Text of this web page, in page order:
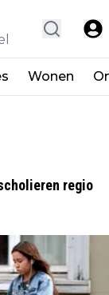
Wonen
regio